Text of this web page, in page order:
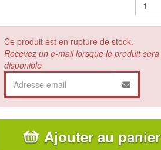
Ce produit est en rupture de stock.
Recevez un e-mail lorsque le produit sera
disponible
Ajouter au panier